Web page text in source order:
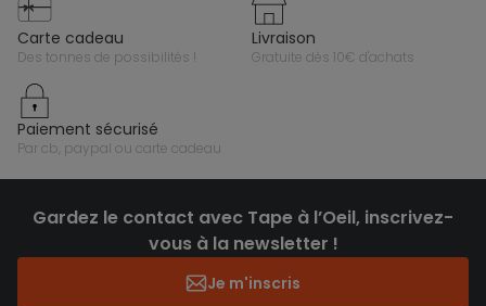
carte cadeau
des tonnes de possibilités !
livraison
gratuite dès 10€ d'achats
paiement sécurisé
par cb, paypal ou carte cadeau
Gardez le contact avec Tape à l’Oeil, inscrivez-
vous à la newsletter !
Je m'inscris